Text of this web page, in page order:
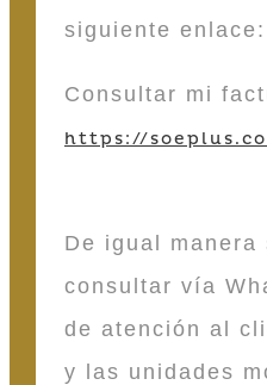
siguiente enlace:
Consultar mi
https://
De igual manera
consultar vía
de atención al
y las unidades